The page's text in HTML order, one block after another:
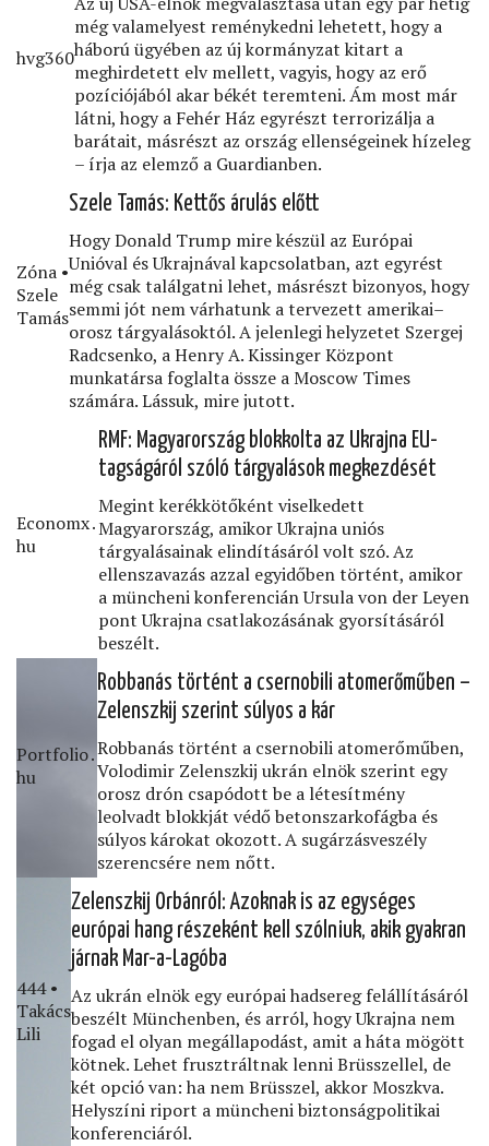
hvg360
még valamelyest reménykedni lehetett, hogy a
háború ügyében az új kormányzat kitart a
meghirdetett elv mellett, vagyis, hogy az erő
pozíciójából akar békét teremteni. Ám most már
látni, hogy a Fehér Ház egyrészt terrorizálja a
barátait, másrészt az ország ellenségeinek hízeleg
– írja az elemző a Guardianben.
Zóna •
Szele
Tamás
Szele Tamás: Kettős árulás előtt
Hogy Donald Trump mire készül az Európai
Unióval és Ukrajnával kapcsolatban, azt egyrést
még csak találgatni lehet, másrészt bizonyos, hogy
semmi jót nem várhatunk a tervezett amerikai–
orosz tárgyalásoktól. A jelenlegi helyzetet Szergej
Radcsenko, a Henry A. Kissinger Központ
munkatársa foglalta össze a Moscow Times
számára. Lássuk, mire jutott.
Economx․
hu
RMF: Magyarország blokkolta az Ukrajna EU-
tagságáról szóló tárgyalások megkezdését
Megint kerékkötőként viselkedett
Magyarország, amikor Ukrajna uniós
tárgyalásainak elindításáról volt szó. Az
ellenszavazás azzal egyidőben történt, amikor
a müncheni konferencián Ursula von der Leyen
pont Ukrajna csatlakozásának gyorsításáról
beszélt.
Portfolio․
hu
Robbanás történt a csernobili atomerőműben –
Zelenszkij szerint súlyos a kár
Robbanás történt a csernobili atomerőműben,
Volodimir Zelenszkij ukrán elnök szerint egy
orosz drón csapódott be a létesítmény
leolvadt blokkját védő betonszarkofágba és
súlyos károkat okozott. A sugárzásveszély
szerencsére nem nőtt.
444 •
Takács
Lili
Zelenszkij Orbánról: Azoknak is az egységes
európai hang részeként kell szólniuk, akik gyakran
járnak Mar-a-Lagóba
Az ukrán elnök egy európai hadsereg felállításáról
beszélt Münchenben, és arról, hogy Ukrajna nem
fogad el olyan megállapodást, amit a háta mögött
kötnek. Lehet frusztráltnak lenni Brüsszellel, de
két opció van: ha nem Brüsszel, akkor Moszkva.
Helyszíni riport a müncheni biztonságpolitikai
konferenciáról.